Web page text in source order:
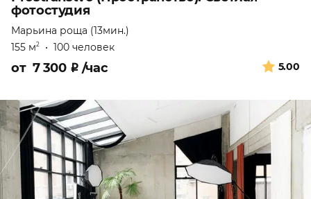
фотостудия
Марьина роща (13мин.)
155 м2 • 100 человек
5.00
от 7 300 ₽ /час